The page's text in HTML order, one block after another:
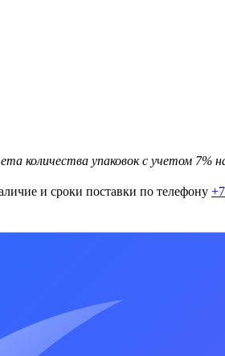
количества упаковок с учетом 7%
и сроки поставки по телефону